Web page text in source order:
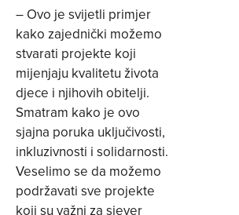
– Ovo je svijetli primjer
kako zajednički možemo
stvarati projekte koji
mijenjaju kvalitetu života
djece i njihovih obitelji.
Smatram kako je ovo
sjajna poruka uključivosti,
inkluzivnosti i solidarnosti.
Veselimo se da možemo
podržavati sve projekte
koji su važni za sjever